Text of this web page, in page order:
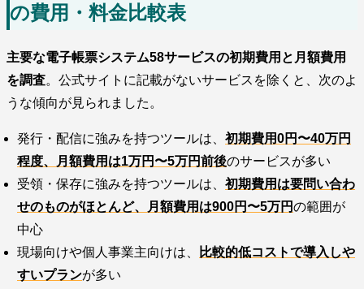
の費用・料金比較表
主要な電子帳票システム58サービスの初期費用と月額費用
を調査。公式サイトに記載がないサービスを除くと、次のよ
うな傾向が見られました。
発行・配信に強みを持つツールは、 初期費用0円〜40万円
程度、月額費用は1万円〜5万円前後のサービスが多い
受領・保存に強みを持つツールは、 初期費用は要問い合わ
せのものがほとんど、月額費用は900円〜5万円の範囲が
中心
現場向けや個人事業主向けは、
比較的低コストで導入しや
すいプランが多い